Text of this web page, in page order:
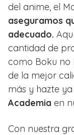
del anime, el
aseguramos
adecuado.
cantidad de
como Boku no
de la mejor
más y hazte
Academia en
Con nuestra